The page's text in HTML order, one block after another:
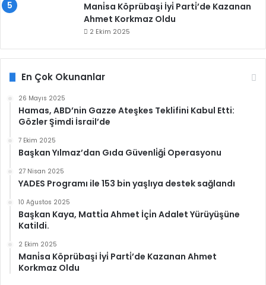
Mani̇sa Köprübaşi İyi̇ Parti̇’de Kazanan
Ahmet Korkmaz Oldu
2 Ekim 2025
En Çok Okunanlar
26 Mayıs 2025
Hamas, ABD’nin Gazze Ateşkes Teklifini Kabul Etti:
Gözler Şimdi İsrail’de
7 Ekim 2025
Başkan Yılmaz’dan Gıda Güvenli̇ği̇ Operasyonu
27 Nisan 2025
YADES Programı ile 153 bin yaşlıya destek sağlandı
10 Ağustos 2025
Başkan Kaya, Matti̇a Ahmet İçi̇n Adalet Yürüyüşüne
Katildi.
2 Ekim 2025
Mani̇sa Köprübaşi İyi̇ Parti̇’de Kazanan Ahmet
Korkmaz Oldu